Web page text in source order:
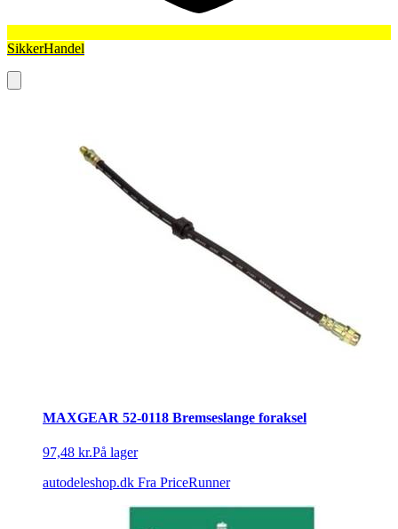
SikkerHandel
MAXGEAR 52-0118 Bremseslange foraksel
97,48 kr.På lager
autodeleshop.dk Fra PriceRunner